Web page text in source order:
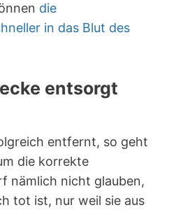
die
in das Blut des
entsorgt
entfernt, so geht
die korrekte
nämlich nicht glauben,
tot ist, nur weil sie aus